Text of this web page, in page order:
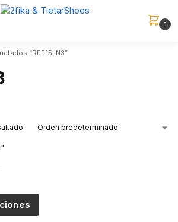
0
“REF15:IN3”